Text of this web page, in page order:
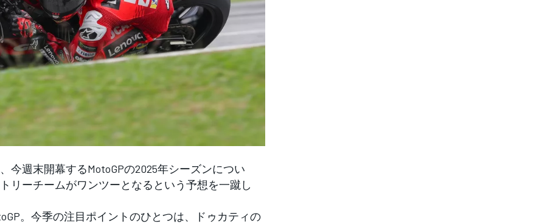
週末開幕するMotoGPの2025年シーズンについ
リーチームがワンツーとなるという予想を一蹴し
。今季の注目ポイントのひとつは、ドゥカティの